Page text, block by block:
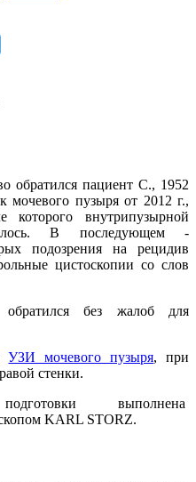
обратился пациент С., 1952
мочевого пузыря от 2012 г.,
внутрипузырной
В последующем -
подозрения на рецидив
цистоскопии со слов
без жалоб для
УЗИ мочевого пузыря, при
стенки.
выполнена
KARL STORZ.